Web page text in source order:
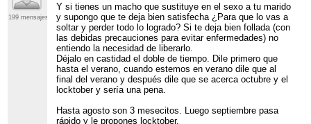
199 mensajes
Y si tienes un macho que sustituye en el sexo a tu marido
y supongo que te deja bien satisfecha ¿Para que lo vas a
soltar y perder todo lo logrado? Si te deja bien follada (con
las debidas precauciones para evitar enfermedades) no
entiendo la necesidad de liberarlo.
Déjalo en castidad el doble de tiempo. Dile primero que
hasta el verano, cuando estemos en verano dile que al
final del verano y después dile que se acerca octubre y el
locktober y sería una pena.
Hasta agosto son 3 mesecitos. Luego septiembre pasa
rápido y le propones locktober.